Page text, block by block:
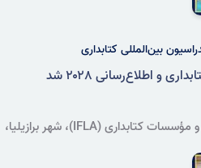
بین‌المللی کتابداری
و اطلاع‌رسانی ۲۰۲۸ شد
فدراسیون بین‌المللی انجمن‌ها و مؤسسات کتابداری (IFLA)، شهر برازیلیا،